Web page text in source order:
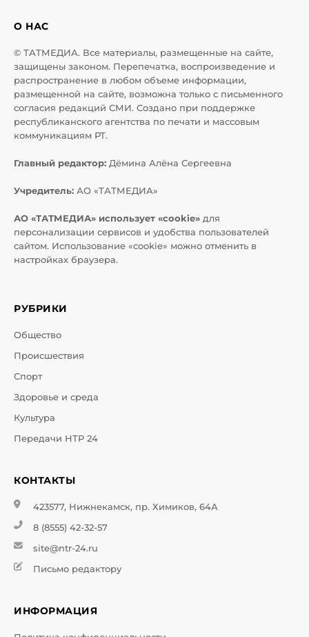
О НАС
© ТАТМЕДИА. Все материалы, размещенные на сайте,
защищены законом. Перепечатка, воспроизведение и
распространение в любом объеме информации,
размещенной на сайте, возможна только с письменного
согласия редакций СМИ. Создано при поддержке
республиканского агентства по печати и массовым
коммуникациям РТ.
Главный редактор: Дёмина Алёна Сергеевна
Учредитель: АО «ТАТМЕДИА»
АО «ТАТМЕДИА» использует «cookie» для
персонализации сервисов и удобства пользователей
сайтом. Использование «cookie» можно отменить в
настройках браузера.
РУБРИКИ
Общество
Происшествия
Спорт
Здоровье и среда
Культура
Передачи НТР 24
КОНТАКТЫ
423577, Нижнекамск, пр. Химиков, 64А
8 (8555) 42-32-57
site@ntr-24.ru
Письмо редактору
ИНФОРМАЦИЯ